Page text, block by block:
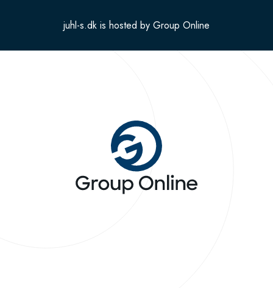
juhl-s.dk is hosted by Group Online